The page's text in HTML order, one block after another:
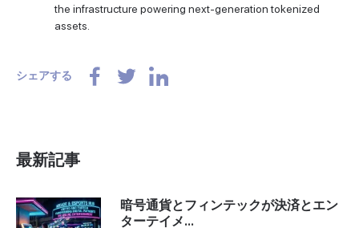
the infrastructure powering next-generation tokenized
assets.
シェアする
最新記事
暗号通貨とフィンテックが決済とエン
ターテイメ...